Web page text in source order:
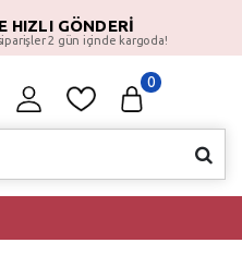
HIZLI GÖNDERİ
2 gün içinde kargoda!
0